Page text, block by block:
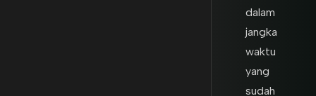
dalam
jangka
waktu
yang
sudah